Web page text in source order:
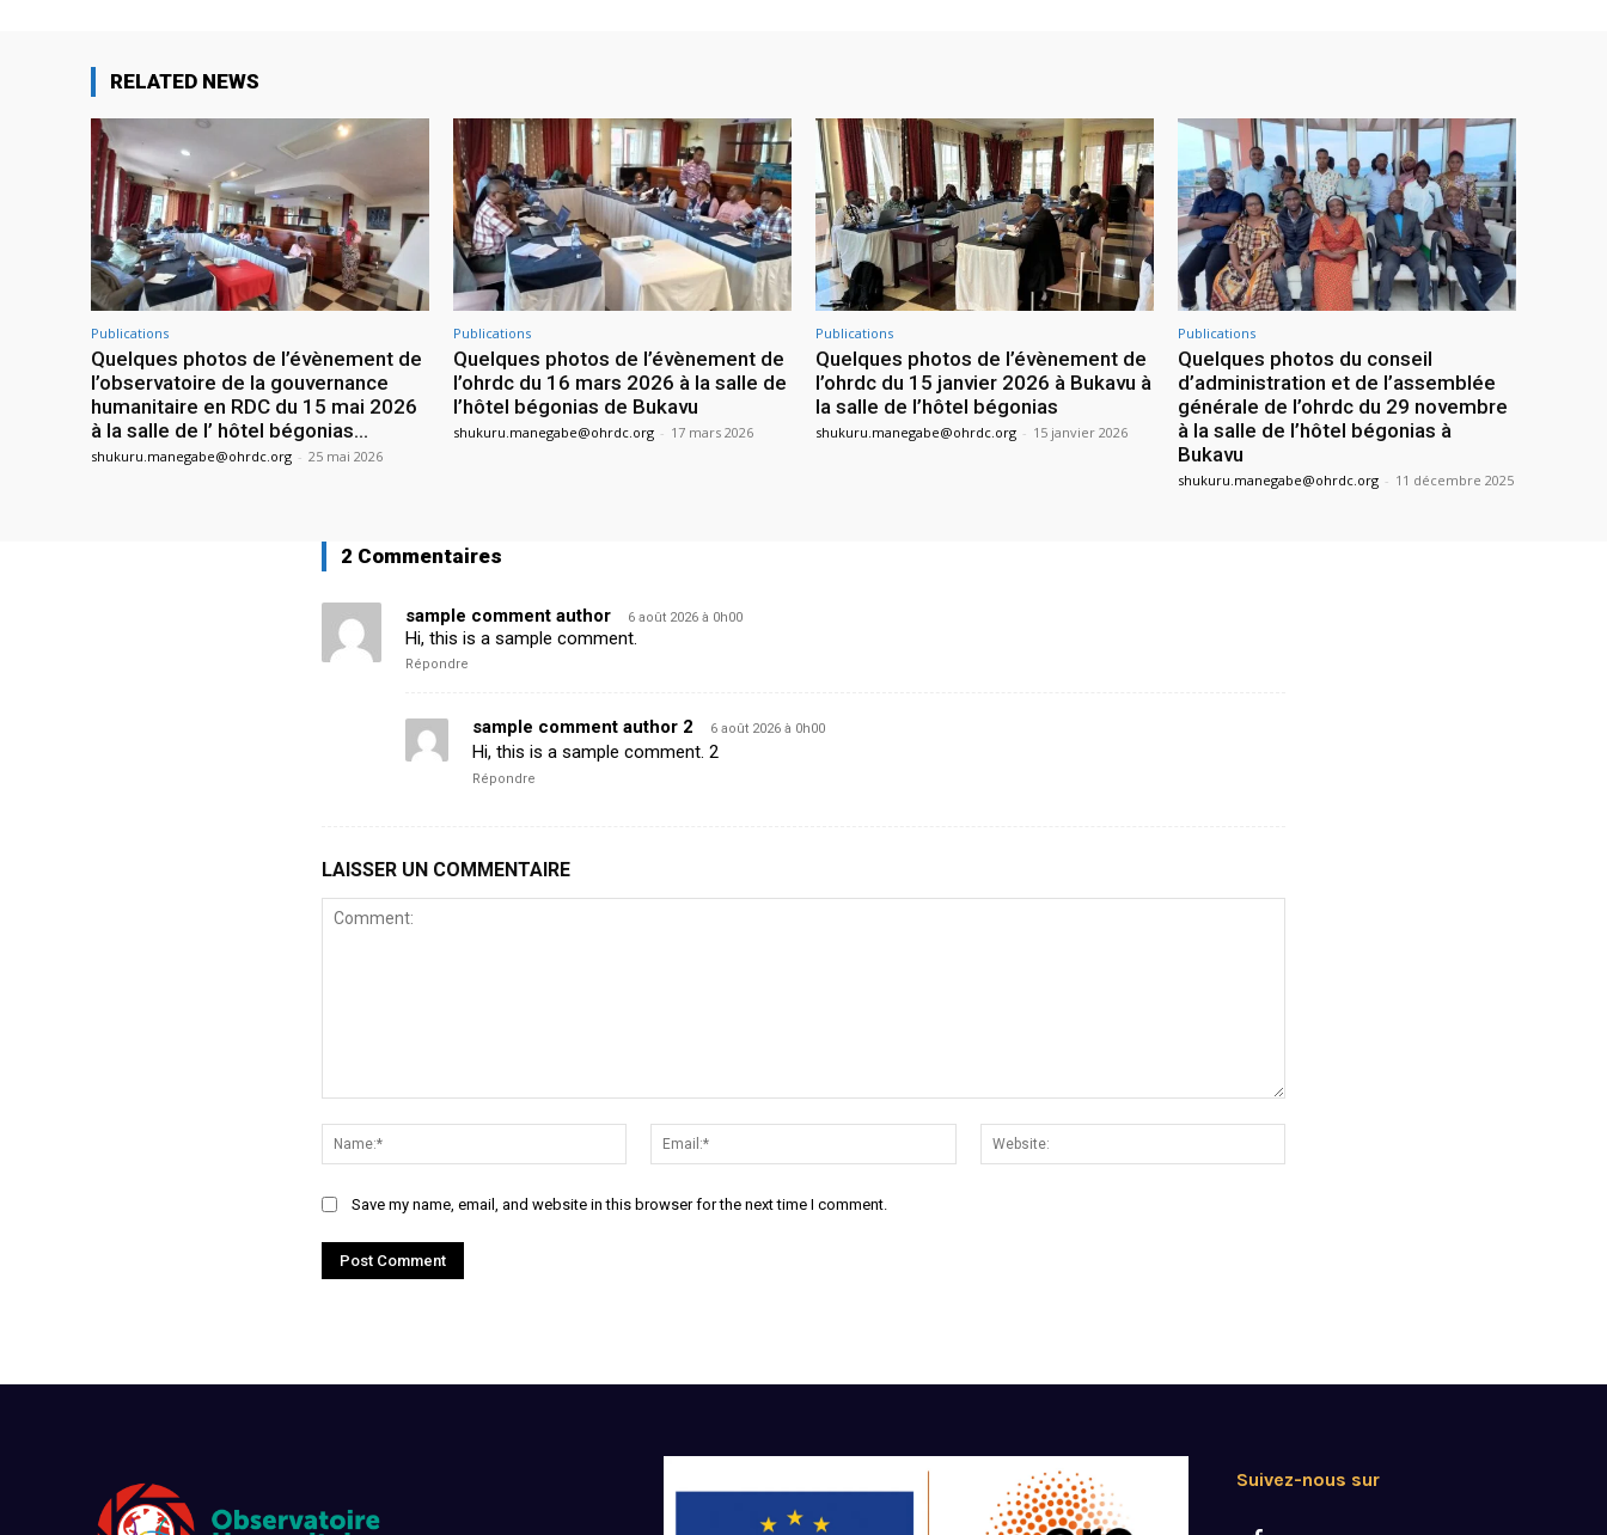
RELATED NEWS
Publications
Quelques photos de l’évènement de
l’observatoire de la gouvernance
humanitaire en RDC du 15 mai 2026
à la salle de l’ hôtel bégonias...
shukuru.manegabe@ohrdc.org - 25 mai 2026
Publications
Quelques photos de l’évènement de
l’ohrdc du 16 mars 2026 à la salle de
l’hôtel bégonias de Bukavu
shukuru.manegabe@ohrdc.org - 17 mars 2026
Publications
Quelques photos de l’évènement de
l’ohrdc du 15 janvier 2026 à Bukavu à
la salle de l’hôtel bégonias
shukuru.manegabe@ohrdc.org - 15 janvier 2026
Publications
Quelques photos du conseil
d’administration et de l’assemblée
générale de l’ohrdc du 29 novembre
à la salle de l’hôtel bégonias à
Bukavu
shukuru.manegabe@ohrdc.org - 11 décembre 2025
2 Commentaires
sample comment author 6 août 2026 à 0h00
Hi, this is a sample comment.
Répondre
sample comment author 2 6 août 2026 à 0h00
Hi, this is a sample comment. 2
Répondre
LAISSER UN COMMENTAIRE
Save my name, email, and website in this browser for the next time I comment.
Suivez-nous sur